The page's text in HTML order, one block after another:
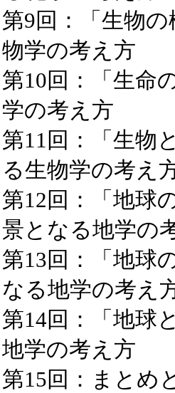
第9回：「生物
物学の考え方
第10回：「生命
学の考え方
第11回：「生物
る生物学の考え
第12回：「地球
景となる地学の
第13回：「地球
なる地学の考え
第14回：「地球
地学の考え方
第15回：まとめ